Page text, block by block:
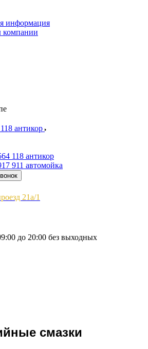
информация
компании
антикор
118 антикор
911 автомойка
21а/1
до 20:00 без выходных
смазки